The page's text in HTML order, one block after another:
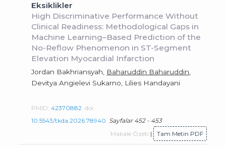
Eksiklikler
High Discriminative Performance Without
Clinical Readiness: Methodological Gaps in
Machine Learning–Based Prediction of the
No-Reflow Phenomenon in ST-Segment
Elevation Myocardial Infarction
Jordan Bakhriansyah, Baharuddin Baharuddin
Devitya Angielevi Sukarno, Lilies Handayani
PMID:42370882 doi:
10.5543/tkda.2026.78940 Sayfalar 452 - 453
Makale Özeti | Tam Metin PDF